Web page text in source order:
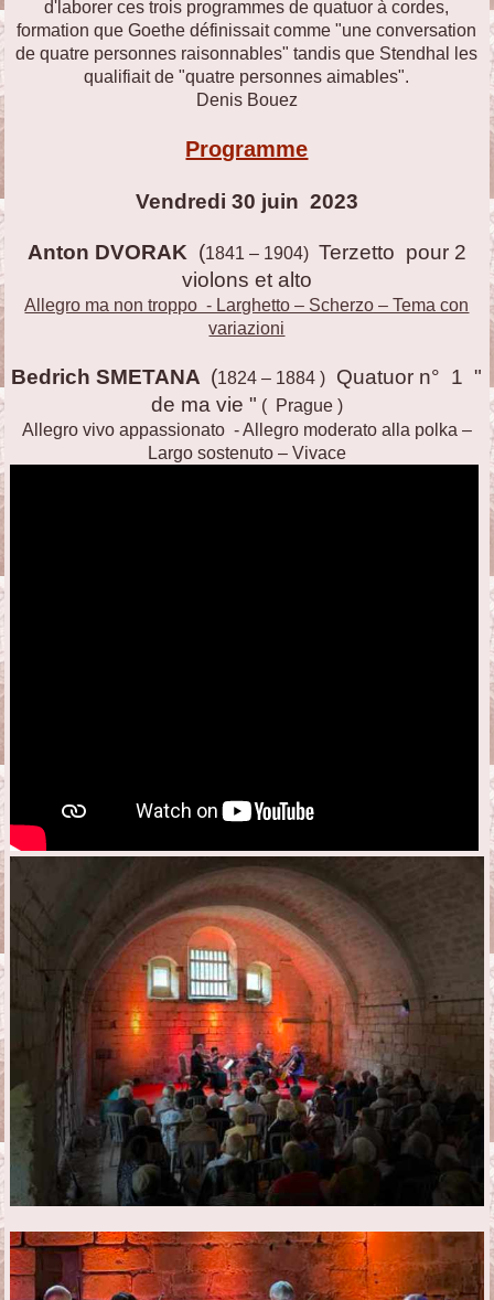
d'laborer ces trois programmes de quatuor à cordes,
formation que Goethe définissait comme "une conversation
de quatre personnes raisonnables" tandis que Stendhal les
qualifiait de "quatre personnes aimables".
Denis Bouez
Programme
Vendredi 30 juin 2023
Anton DVORAK (1841 – 1904) Terzetto pour 2
violons et alto
Allegro ma non troppo - Larghetto – Scherzo – Tema con
variazioni
Bedrich SMETANA (1824 – 1884 )
Quatuor n° 1 "
de ma vie " ( Prague )
Allegro vivo appassionato - Allegro moderato alla polka –
Largo sostenuto – Vivace